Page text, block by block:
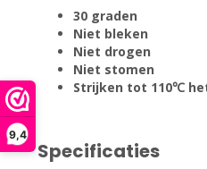
9,4
30 graden
Niet bleken
Niet drogen
Niet stomen
Strijken tot 110℃
Specificaties